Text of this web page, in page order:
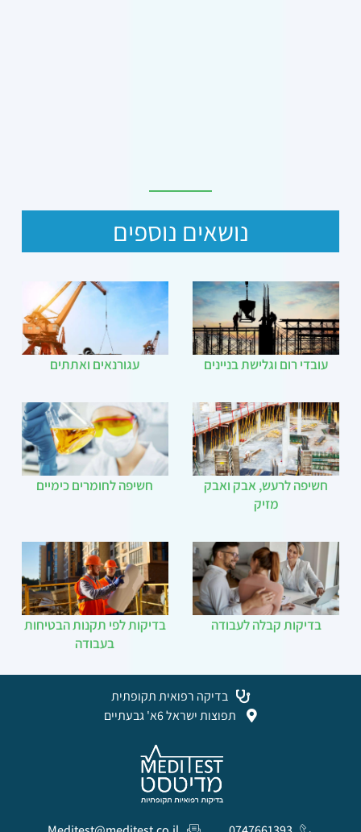
נושאים נוספים
עובדי רום וגלישת בניינים עגורנאים ואתתים
חשיפה לרעש, אבק ואבק
מזיק
חשיפה לחומרים כימיים
בדיקות קבלה לעבודה
בדיקות לפי תקנות הבטיחות
בעבודה
בדיקה רפואית תקופתית
תפוצות ישראל 6א' גבעתיים